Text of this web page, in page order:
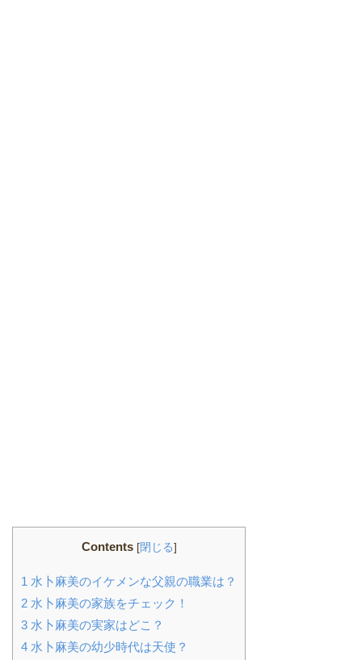
Contents [閉じる]
1 水卜麻美のイケメンな父親の職業は？
2 水卜麻美の家族をチェック！
3 水卜麻美の実家はどこ？
4 水卜麻美の幼少時代は天使？